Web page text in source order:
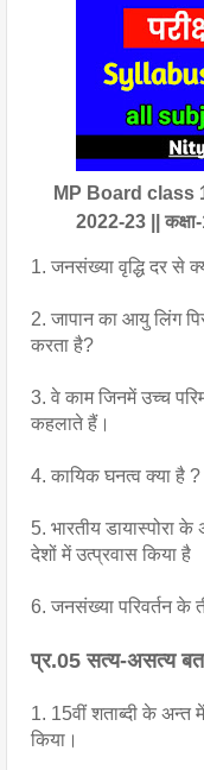
MP Board class
2022-23 ||
1. जनसंख्या वृद्धि दर से
2. जापान का आयु लिंग
करता है?
3. वे काम जिनमें उच्च
कहलाते हैं।
4. कायिक घनत्व क्या है ?
5. भारतीय डायास्पोरा
देशों में उत्प्रवास किया है
6. जनसंख्या परिवर्तन
प्र.05 सत्य-असत्य
1. 15वीं शताब्दी के
किया।